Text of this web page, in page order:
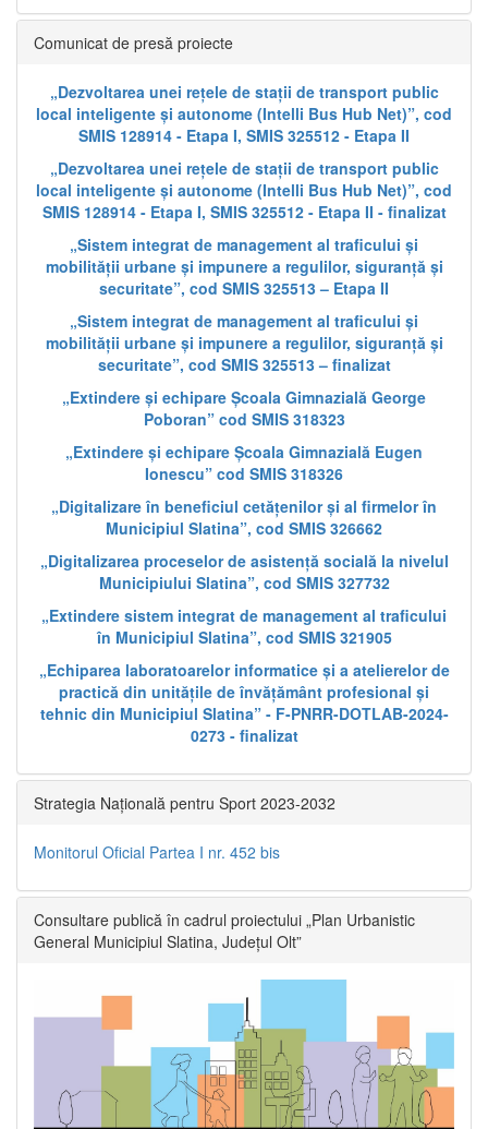
Comunicat de presă proiecte
„Dezvoltarea unei rețele de stații de transport public
local inteligente și autonome (Intelli Bus Hub Net)”, cod
SMIS 128914 - Etapa I, SMIS 325512 - Etapa II
„Dezvoltarea unei rețele de stații de transport public
local inteligente și autonome (Intelli Bus Hub Net)”, cod
SMIS 128914 - Etapa I, SMIS 325512 - Etapa II - finalizat
„Sistem integrat de management al traficului și
mobilității urbane și impunere a regulilor, siguranță și
securitate”, cod SMIS 325513 – Etapa II
„Sistem integrat de management al traficului și
mobilității urbane și impunere a regulilor, siguranță și
securitate”, cod SMIS 325513 – finalizat
„Extindere și echipare Școala Gimnazială George
Poboran” cod SMIS 318323
„Extindere și echipare Școala Gimnazială Eugen
Ionescu” cod SMIS 318326
„Digitalizare în beneficiul cetățenilor și al firmelor în
Municipiul Slatina”, cod SMIS 326662
„Digitalizarea proceselor de asistență socială la nivelul
Municipiului Slatina”, cod SMIS 327732
„Extindere sistem integrat de management al traficului
în Municipiul Slatina”, cod SMIS 321905
„Echiparea laboratoarelor informatice și a atelierelor de
practică din unitățile de învățământ profesional și
tehnic din Municipiul Slatina” - F-PNRR-DOTLAB-2024-
0273 - finalizat
Strategia Națională pentru Sport 2023-2032
Monitorul Oficial Partea I nr. 452 bis
Consultare publică în cadrul proiectului „Plan Urbanistic
General Municipiul Slatina, Județul Olt”